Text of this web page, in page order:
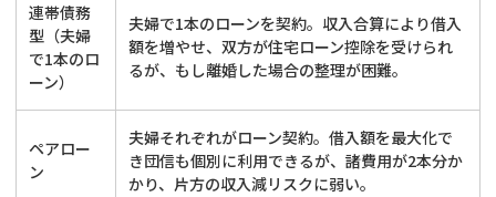
連帯債務
型（夫婦
で1本のロ
ーン）
夫婦で1本のローンを契約。収入合算により借入
額を増やせ、双方が住宅ローン控除を受けられ
るが、もし離婚した場合の整理が困難。
ペアロー
ン
夫婦それぞれがローン契約。借入額を最大化で
き団信も個別に利用できるが、諸費用が2本分か
かり、片方の収入減リスクに弱い。